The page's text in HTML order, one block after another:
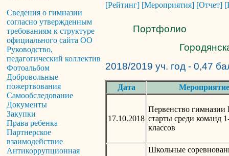
Сведения о гимназии
согласно утвержденным
требованиям к структуре
официального сайта ОО
Руководство,
педагогический коллектив
Фотоальбом
Добровольные
пожертвования
Самообследование
Документы
Закупки
Права ребенка
Партнерское
взаимодействие
Антикоррупционная
[Рейтинг] [Мероприятия] [Отчет]
Портфолио
2018/2019 уч. год - 0,47
Дата Мероприятие
17.10.2018
Первенство гимназии
старты среди команд
классов
Школьные